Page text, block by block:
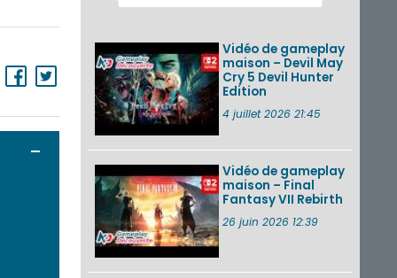
Ouvrir / Fermer
des musiques de
morceaux du mode
Balade de ...
Les éditions
physiques de Tomb
Switch 2 en version
amé...
Splatoon 3 : le
festival Summer
Nights de retour du
Vidéo de gameplay
maison – Devil May
Cry 5 Devil Hunter
Edition
4 juillet 2026 21:45
Vidéo de gameplay
maison – Final
Fantasy VII Rebirth
26 juin 2026 12:39